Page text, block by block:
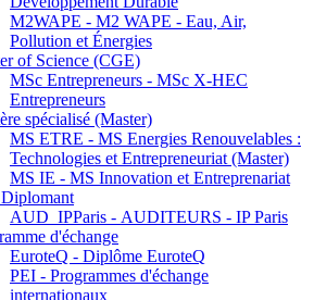
M2WAPE - M2 WAPE - Eau, Air,
Pollution et Énergies
of Science (CGE)
MSc Entrepreneurs - MSc X-HEC
Entrepreneurs
spécialisé (Master)
MS ETRE - MS Energies Renouvelables :
Technologies et Entrepreneuriat (Master)
MS IE - MS Innovation et Entreprenariat
AUD_IPParis - AUDITEURS - IP Paris
d'échange
EuroteQ - Diplôme EuroteQ
PEI - Programmes d'échange
internationaux